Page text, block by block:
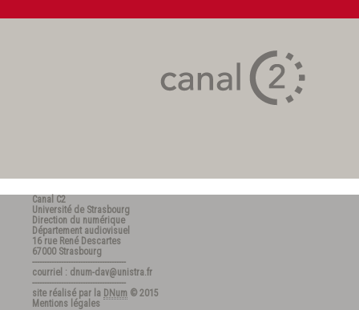
Canal C2
Université de Strasbourg
Direction du numérique
Département audiovisuel
16 rue René Descartes
67000 Strasbourg
---------------------------------------
courriel : dnum-dav@unistra.fr
---------------------------------------
site réalisé par la DNum © 2015
Mentions légales